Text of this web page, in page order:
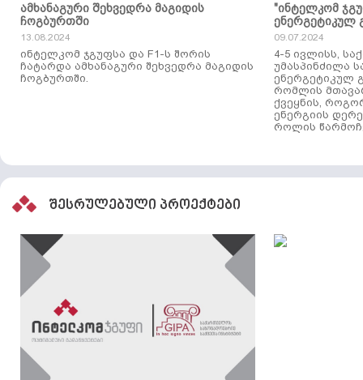
ამხანაგური შეხვედრა მაგიდის
ჩოგბურთში
13.08.2024
ინტელკომ ჯგუფსა და F1-ს შორის
ჩატარდა ამხანაგური შეხვედრა მაგიდის
ჩოგბურთში.
"ინტელკომ
ენერგეტიკულ
09.07.2024
4-5 ივლისს,
უმასპინძილა
ენერგეტიკულ
რომლის
ქვეყნის,
ენერგიის
როლის
შესრულებული პროექტები